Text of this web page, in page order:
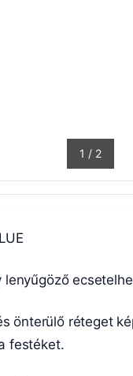
1 / 2
önterülő réteget
festéket.